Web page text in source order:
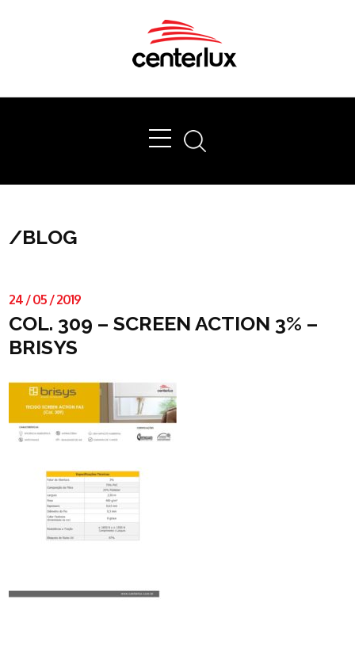
/BLOG
24 /05 /2019
COL. 309 – SCREEN ACTION 3% –
BRISYS